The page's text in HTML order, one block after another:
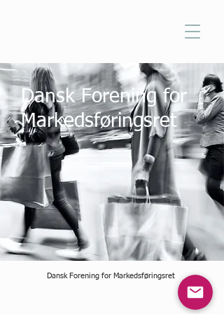
Dansk Forening for
Markedsføringsret
Dansk Forening for Markedsføringsret